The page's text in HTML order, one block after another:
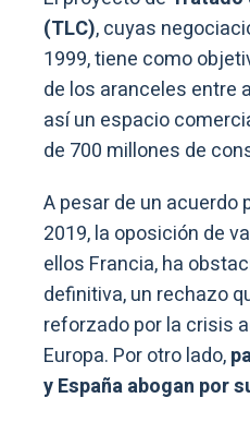
(TLC), cuyas
1999, tiene como
de los aranceles entre
así un espacio
de 700 millones de
A pesar de un acuerdo
2019, la oposición de
ellos Francia, ha
definitiva, un rechazo
reforzado por la crisis
Europa. Por otro lado,
y España abogan por